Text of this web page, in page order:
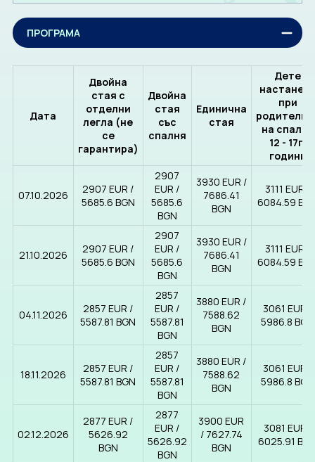
ПРОГРАМА
Дата
Двойна
стая с
отделни
легла (не
се
гарантира)
Двойна
стая
със
спалня
Единична
стая
Дете
при
на спалня
12 - 17г.
години
07.10.2026
2907 EUR ∕
5685.6 BGN
2907
EUR ∕
5685.6
BGN
3930 EUR ∕
7686.41
BGN
3111 EUR ∕
6084.59
21.10.2026
2907 EUR ∕
5685.6 BGN
2907
EUR ∕
5685.6
BGN
3930 EUR ∕
7686.41
BGN
3111 EUR ∕
6084.59
04.11.2026
2857 EUR ∕
5587.81 BGN
2857
EUR ∕
5587.81
BGN
3880 EUR ∕
7588.62
BGN
3061 EUR ∕
5986.8 BGN
18.11.2026
2857 EUR ∕
5587.81 BGN
2857
EUR ∕
5587.81
BGN
3880 EUR ∕
7588.62
BGN
3061 EUR ∕
5986.8 BGN
02.12.2026
2877 EUR ∕
5626.92
BGN
2877
EUR ∕
5626.92
BGN
3900 EUR
∕ 7627.74
BGN
3081 EUR ∕
6025.91